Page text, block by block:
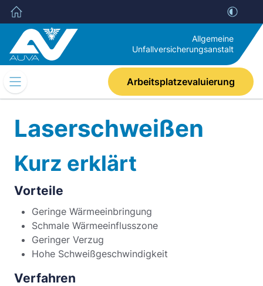
Allgemeine
Unfallversicherungsanstalt
Mobile
Navigation
Arbeitsplatzevaluierung
Laserschweißen
Kurz erklärt
Vorteile
Geringe Wärmeeinbringung
Schmale Wärmeeinflusszone
Geringer Verzug
Hohe Schweißgeschwindigkeit
Verfahren